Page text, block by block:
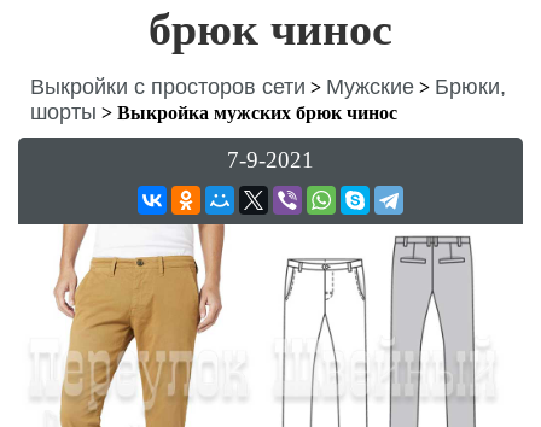
брюк чинос
Выкройки с просторов сети > Мужские > Брюки,
шорты > Выкройка мужских брюк чинос
7-9-2021